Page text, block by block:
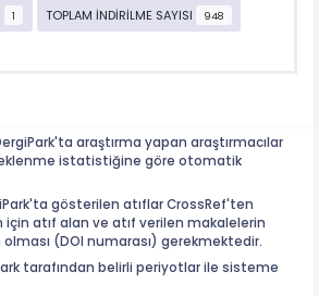
1 TOPLAM İNDİRİLME SAYISI 948
araştırma yapan araştırmacılar
istatistiğine göre otomatik
gösterilen atıflar CrossRef'ten
atıf alan ve atıf verilen makalelerin
olması (DOI numarası) gerekmektedir.
tarafından belirli periyotlar ile sisteme